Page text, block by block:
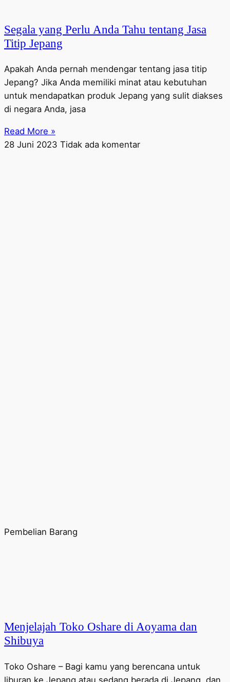
Segala yang Perlu Anda Tahu tentang Jasa
Titip Jepang
Apakah Anda pernah mendengar tentang jasa titip
Jepang? Jika Anda memiliki minat atau kebutuhan
untuk mendapatkan produk Jepang yang sulit diakses
di negara Anda, jasa
Read More »
28 Juni 2023 Tidak ada komentar
Pembelian Barang
Menjelajah Toko Oshare di Aoyama dan
Shibuya
Toko Oshare – Bagi kamu yang berencana untuk
liburan ke Jepang atau sedang berada di Jepang, dan